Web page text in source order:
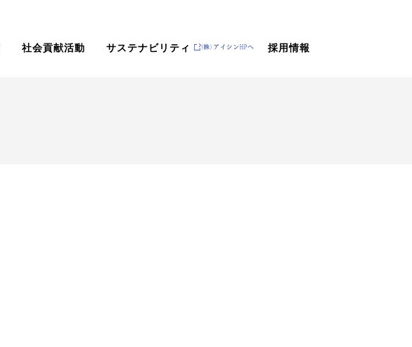
社会貢献活動 サステナビリティ 採用情報